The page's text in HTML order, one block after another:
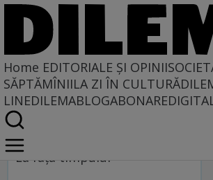
Home EDITORIALE ȘI OPINII
SĂPTĂMÎNIILA ZI ÎN CULTURĂ
LINEDILEMABLOGABONARE
Home
La fața timpului
La faţa timpului